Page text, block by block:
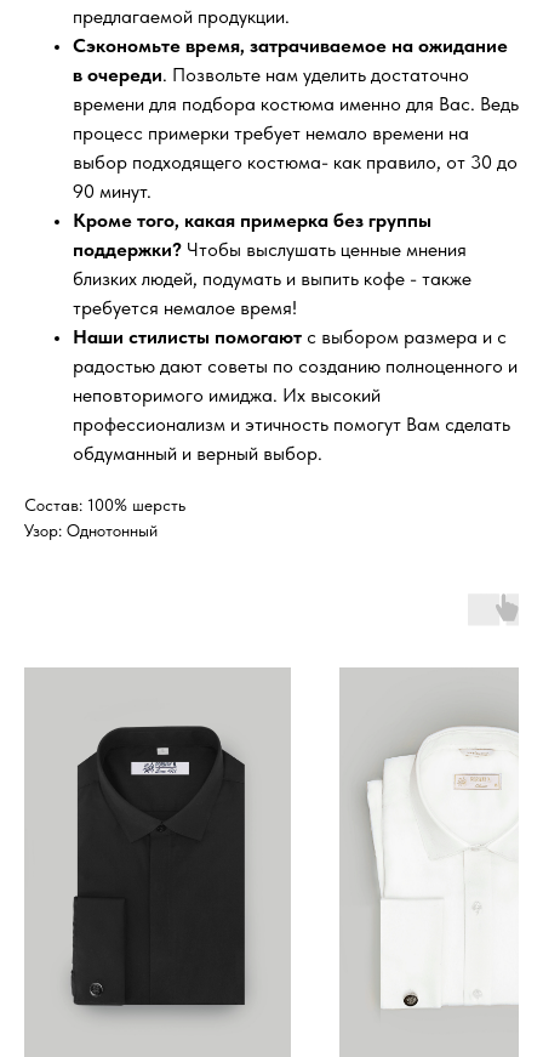
предлагаемой продукции.
Сэкономьте время, затрачиваемое на ожидание
в очереди. Позвольте нам уделить достаточно
времени для подбора костюма именно для Вас. Ведь
процесс примерки требует немало времени на
выбор подходящего костюма- как правило, от 30 до
90 минут.
Кроме того, какая примерка без группы
поддержки? Чтобы выслушать ценные мнения
близких людей, подумать и выпить кофе - также
требуется немалое время!
Наши стилисты помогают с выбором размера и с
радостью дают советы по созданию полноценного и
неповторимого имиджа. Их высокий
профессионализм и этичность помогут Вам сделать
обдуманный и верный выбор.
Состав: 100% шерсть
Узор: Однотонный